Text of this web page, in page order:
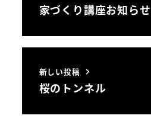
家づくり講座お知ら
新しい投稿
桜のトンネル